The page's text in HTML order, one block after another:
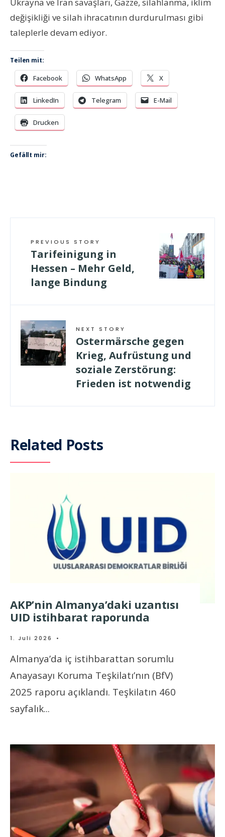
değişikliği ve silah ihracatının durdurulması gibi
taleplerle devam ediyor.
Teilen mit:
Facebook WhatsApp X
LinkedIn Telegram E-Mail
Drucken
Gefällt mir:
PREVIOUS STORY
Tarifeinigung in
Hessen – Mehr Geld,
lange Bindung
NEXT STORY
Ostermärsche gegen
Krieg, Aufrüstung und
soziale Zerstörung:
Frieden ist notwendig
Related Posts
AKP’nin Almanya’daki uzantısı
UID istihbarat raporunda
1. Juli 2026 •
Almanya’da iç istihbarattan sorumlu
Anayasayı Koruma Teşkilatı’nın (BfV)
2025 raporu açıklandı. Teşkilatın 460
sayfalık...